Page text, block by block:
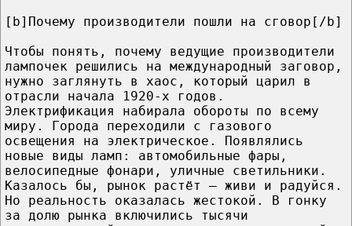
[b]Почему производители пошли на сговор[/b]
Чтобы понять, почему ведущие производители
лампочек решились на международный заговор,
нужно заглянуть в хаос, который царил в
отрасли начала 1920-х годов.
Электрификация набирала обороты по всему
миру. Города переходили с газового
освещения на электрическое. Появлялись
новые виды ламп: автомобильные фары,
велосипедные фонари, уличные светильники.
Казалось бы, рынок растёт — живи и радуйся.
Но реальность оказалась жестокой. В гонку
за долю рынка включились тысячи